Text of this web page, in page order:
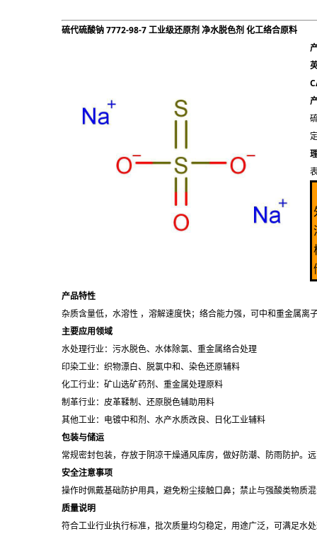
硫代硫酸钠 7772-98-7 工业级还原剂 净水脱色剂 化工络合原料
产品特性
杂质含量低，水溶性 ，溶解速度快；络合能力强，可中和重金属
主要应用领域
水处理行业：污水脱色、水体除氯、重金属络合处理
印染工业：织物漂白、脱氯中和、染色还原辅料
化工行业：矿山选矿药剂、重金属处理原料
制革行业：皮革鞣制、还原脱色辅助用料
其他工业：电镀中和剂、水产水质改良、日化工业辅料
包装与储运
常规密封包装，存放于阴凉干燥通风库房，做好防潮、防雨防护。
安全注意事项
操作时佩戴基础防护用具，避免粉尘接触口鼻；禁止与强酸类物质
质量说明
符合工业行业执行标准，批次质量均匀稳定，用途广泛，可满足水